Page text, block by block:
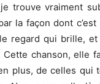
trouve vraiment
la façon dont
regard qui brille,
chanson, elle
plus, de celles qui